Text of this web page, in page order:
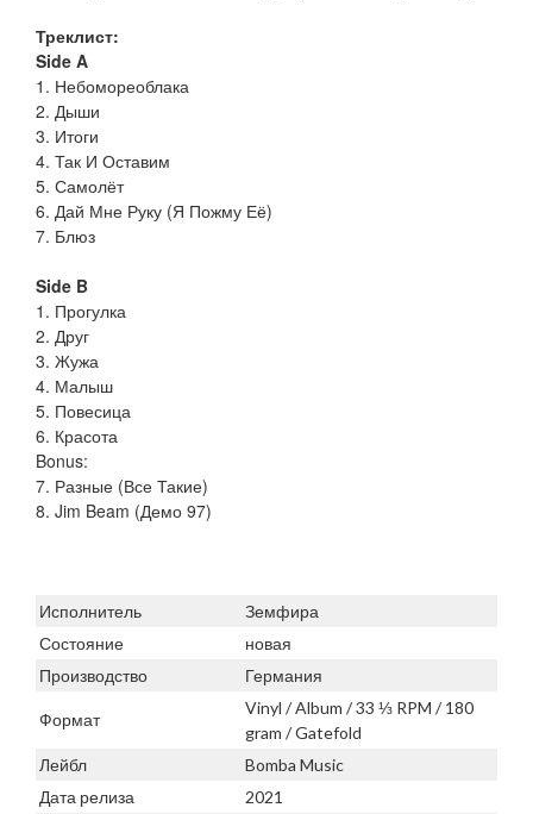
Треклист:
Side A
1. Небомореоблака
2. Дыши
3. Итоги
4. Так И Оставим
5. Самолёт
6. Дай Мне Руку (Я Пожму Её)
7. Блюз
Side B
1. Прогулка
2. Друг
3. Жужа
4. Малыш
5. Повесица
6. Красота
Bonus:
7. Разные (Все Такие)
8. Jim Beam (Демо 97)
Исполнитель
Земфира
Состояние
новая
Производство
Германия
Формат
Vinyl / Album / 33 ⅓ RPM / 180
gram / Gatefold
Лейбл
Bomba Music
Дата релиза
2021